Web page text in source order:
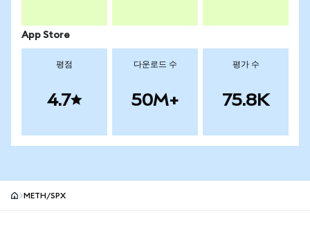
App Store
평점
4.7
다운로드 수
50M+
평가 수
75.8K
METH/SPX